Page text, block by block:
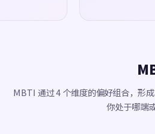
MBTI 通过 4 个维度的偏好组合，形
你处于哪端